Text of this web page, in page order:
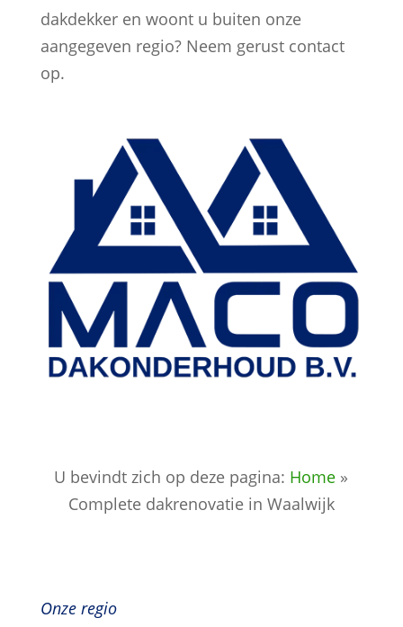
dakdekker en woont u buiten onze
aangegeven regio? Neem gerust contact
op.
U bevindt zich op deze pagina: Home »
Complete dakrenovatie in Waalwijk
Onze regio